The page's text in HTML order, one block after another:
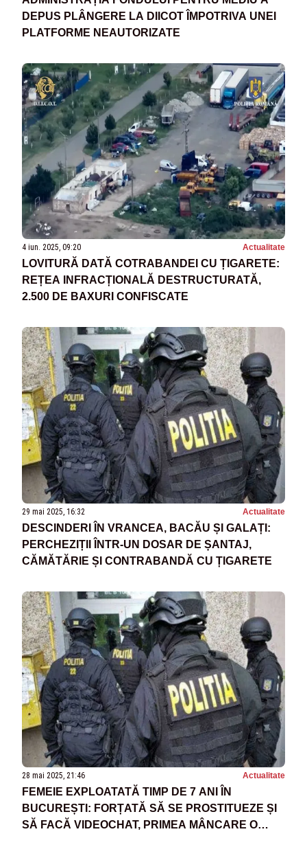
DEPUS PLÂNGERE LA DIICOT ÎMPOTRIVA UNEI
PLATFORME NEAUTORIZATE
4 iun. 2025, 09:20 Actualitate
LOVITURĂ DATĂ COTRABANDEI CU ȚIGARETE:
REȚEA INFRACȚIONALĂ DESTRUCTURATĂ,
2.500 DE BAXURI CONFISCATE
29 mai 2025, 16:32 Actualitate
DESCINDERI ÎN VRANCEA, BACĂU ȘI GALAȚI:
PERCHEZIȚII ÎNTR-UN DOSAR DE ȘANTAJ,
CĂMĂTĂRIE ȘI CONTRABANDĂ CU ȚIGARETE
28 mai 2025, 21:46 Actualitate
FEMEIE EXPLOATATĂ TIMP DE 7 ANI ÎN
BUCUREȘTI: FORȚATĂ SĂ SE PROSTITUEZE ȘI
SĂ FACĂ VIDEOCHAT, PRIMEA MÂNCARE O